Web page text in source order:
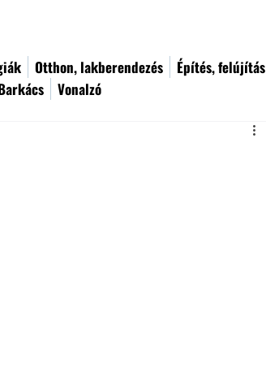
Otthon, lakberendezés Építés, felújítás
Vonalzó